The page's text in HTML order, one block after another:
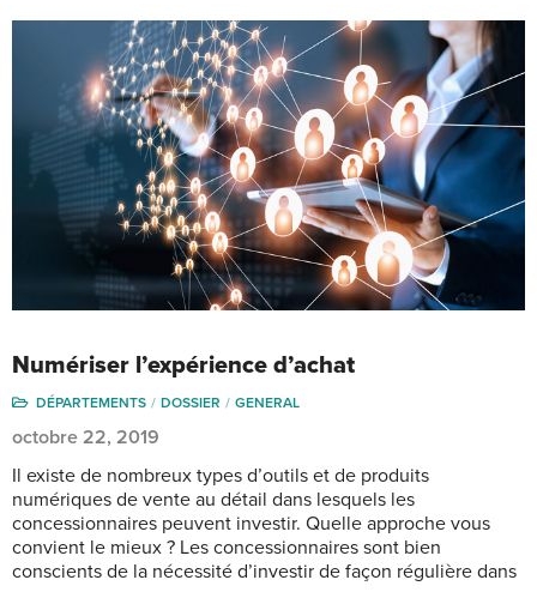
Numériser l’expérience d’achat
DÉPARTEMENTS DOSSIER GENERAL
octobre 22, 2019
Il existe de nombreux types d’outils et de produits
numériques de vente au détail dans lesquels les
concessionnaires peuvent investir. Quelle approche vous
convient le mieux ? Les concessionnaires sont bien
conscients de la nécessité d’investir de façon régulière dans